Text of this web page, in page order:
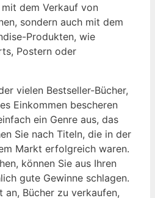
dem Verkauf von
sondern auch mit dem
Produkten, wie
Postern oder
vielen Bestseller-Bücher,
Einkommen bescheren
ein Genre aus, das
Sie nach Titeln, die in der
Markt erfolgreich waren.
können Sie aus Ihren
gute Gewinne schlagen.
an, Bücher zu verkaufen,